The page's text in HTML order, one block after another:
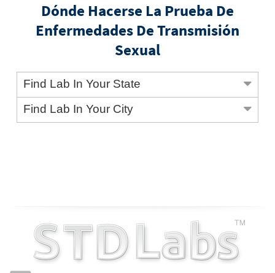
Dónde Hacerse La Prueba De
Enfermedades De Transmisión
Sexual
Find Lab In Your State
Find Lab In Your City